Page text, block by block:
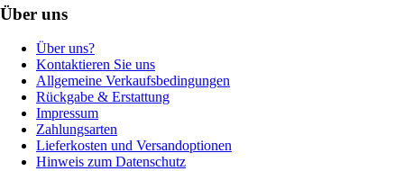
Über uns
Über uns?
Kontaktieren Sie uns
Allgemeine Verkaufsbedingungen
Rückgabe & Erstattung
Impressum
Zahlungsarten
Lieferkosten und Versandoptionen
Hinweis zum Datenschutz